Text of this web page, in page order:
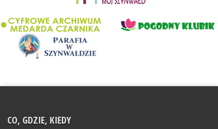
CO, GDZIE, KIEDY